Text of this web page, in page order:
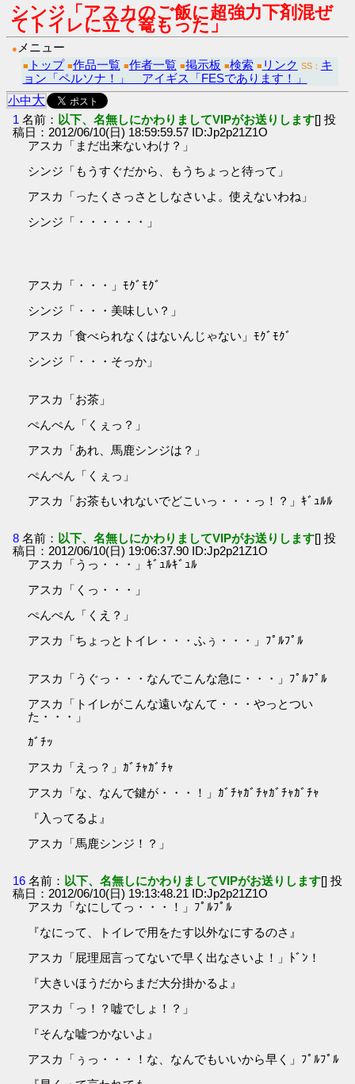
シンジ「アスカのご飯に超強力下剤混ぜ
てトイレに立て篭もった」
● メニュー
■ トップ ■作品一覧 ■作者一覧 ■掲示板 ■検索 ■ リンク SS： キ
ョン「ペルソナ！」 アイギス「FESであります！」
小中大
1 名前： 以下、名無しにかわりましてVIPがお送りします[] 投
稿日：2012/06/10(日) 18:59:59.57 ID:Jp2p21Z1O
アスカ「まだ出来ないわけ？」
シンジ「もうすぐだから、もうちょっと待って」
アスカ「ったくさっさとしなさいよ。使えないわね」
シンジ「・・・・・・」
アスカ「・・・」ﾓｸﾞﾓｸﾞ
シンジ「・・・美味しい？」
アスカ「食べられなくはないんじゃない」ﾓｸﾞﾓｸﾞ
シンジ「・・・そっか」
アスカ「お茶」
ぺんぺん「くぇっ？」
アスカ「あれ、馬鹿シンジは？」
ぺんぺん「くぇっ」
アスカ「お茶もいれないでどこいっ・・・っ！？」ｷﾞｭﾙﾙ
8 名前： 以下、名無しにかわりましてVIPがお送りします[] 投
稿日：2012/06/10(日) 19:06:37.90 ID:Jp2p21Z1O
アスカ「うっ・・・」ｷﾞｭﾙｷﾞｭﾙ
アスカ「くっ・・・」
ぺんぺん「くえ？」
アスカ「ちょっとトイレ・・・ふぅ・・・」ﾌﾟﾙﾌﾟﾙ
アスカ「うぐっ・・・なんでこんな急に・・・」ﾌﾟﾙﾌﾟﾙ
アスカ「トイレがこんな遠いなんて・・・やっとつい
た・・・」
ｶﾞﾁｯ
アスカ「えっ？」ｶﾞﾁｬｶﾞﾁｬ
アスカ「な、なんで鍵が・・・！」ｶﾞﾁｬｶﾞﾁｬｶﾞﾁｬｶﾞﾁｬ
『入ってるよ』
アスカ「馬鹿シンジ！？」
16 名前： 以下、名無しにかわりましてVIPがお送りします[] 投
稿日：2012/06/10(日) 19:13:48.21 ID:Jp2p21Z1O
アスカ「なにしてっ・・・！」ﾌﾟﾙﾌﾟﾙ
『なにって、トイレで用をたす以外なにするのさ』
アスカ「屁理屈言ってないで早く出なさいよ！」ﾄﾞﾝ！
『大きいほうだからまだ大分掛かるよ』
アスカ「っ！？嘘でしょ！？」
『そんな嘘つかないよ』
アスカ「ぅっ・・・！な、なんでもいいから早く」ﾌﾟﾙﾌﾟﾙ